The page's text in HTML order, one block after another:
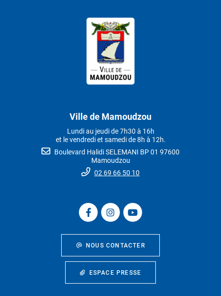
Ville de Mamoudzou
Lundi au jeudi de 7h30 à 16h
et le vendredi et samedi de 8h à 12h.
Boulevard Halidi SELEMANI BP 01 97600
Mamoudzou
02 69 66 50 10
NOUS CONTACTER
ESPACE PRESSE